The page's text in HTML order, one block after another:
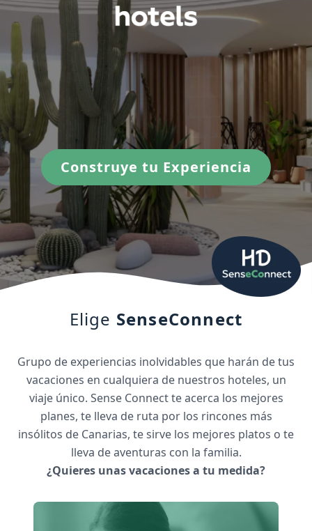
Construye tu Experiencia
Construye tu Experiencia
Elige SenseConnect
Grupo de experiencias inolvidables que harán de tus
vacaciones en cualquiera de nuestros hoteles, un
viaje único. Sense Connect te acerca los mejores
planes, te lleva de ruta por los rincones más
insólitos de Canarias, te sirve los mejores platos o te
lleva de aventuras con la familia.
¿Quieres unas vacaciones a tu medida?